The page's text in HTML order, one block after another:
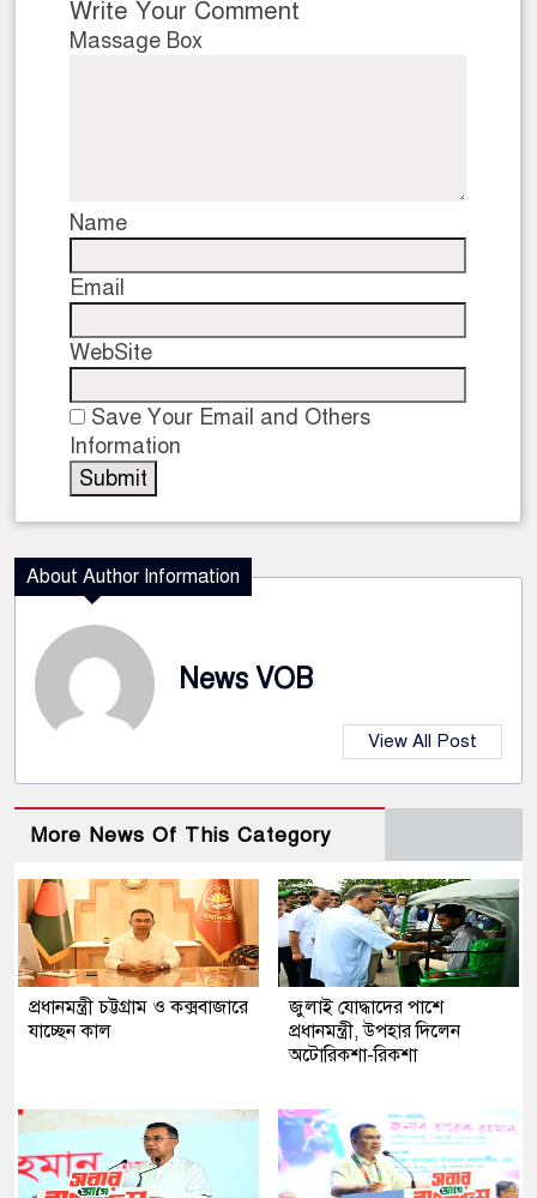
Write Your Comment
Massage Box
Name
Email
WebSite
Save Your Email and Others
Information
About Author Information
News VOB
View All Post
More News Of This Category
প্রধানমন্ত্রী চট্টগ্রাম ও কক্সবাজারে
যাচ্ছেন কাল
জুলাই যোদ্ধাদের পাশে
প্রধানমন্ত্রী, উপহার দিলেন
অটোরিকশা-রিকশা